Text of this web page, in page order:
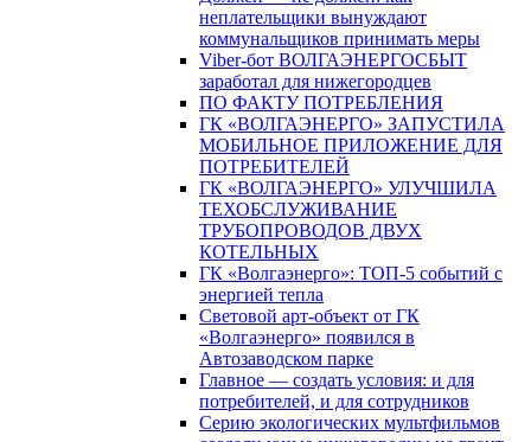
неплательщики вынуждают
коммунальщиков принимать меры
Viber-бот ВОЛГАЭНЕРГОСБЫТ
заработал для нижегородцев
ПО ФАКТУ ПОТРЕБЛЕНИЯ
ГК «ВОЛГАЭНЕРГО» ЗАПУСТИЛА
МОБИЛЬНОЕ ПРИЛОЖЕНИЕ ДЛЯ
ПОТРЕБИТЕЛЕЙ
ГК «ВОЛГАЭНЕРГО» УЛУЧШИЛА
ТЕХОБСЛУЖИВАНИЕ
ТРУБОПРОВОДОВ ДВУХ
КОТЕЛЬНЫХ
ГК «Волгаэнерго»: ТОП-5 событий с
энергией тепла
Световой арт-объект от ГК
«Волгаэнерго» появился в
Автозаводском парке
Главное — создать условия: и для
потребителей, и для сотрудников
Серию экологических мультфильмов